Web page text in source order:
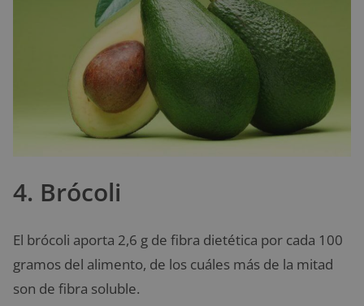
4. Brócoli
El brócoli aporta 2,6 g de fibra dietética por cada 100
gramos del alimento, de los cuáles más de la mitad
son de fibra soluble.